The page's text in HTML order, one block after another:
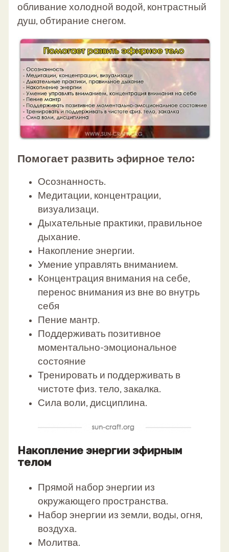
обливание холодной водой, контрастный
душ, обтирание снегом.
Помогает развить эфирное тело:
Осознанность.
Медитации, концентрации,
визуализаци.
Дыхательные практики, правильное
дыхание.
Накопление энергии.
Умение управлять вниманием.
Концентрация внимания на себе,
перенос внимания из вне во внутрь
себя
Пение мантр.
Поддерживать позитивное
моментально-эмоциональное
состояние
Тренировать и поддерживать в
чистоте физ. тело, закалка.
Сила воли, дисциплина.
Накопление энергии эфирным
телом
Прямой набор энергии из
окружающего пространства.
Набор энергии из земли, воды, огня,
воздуха.
Молитва.